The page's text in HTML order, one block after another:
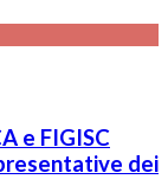
e FIGISC
dei